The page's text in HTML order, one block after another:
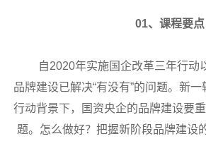
01、课程要点
自2020年实施国企改革三年行动
品牌建设已解决“有没有”的问题。新
行动背景下，国资央企的品牌建设要重
题。怎么做好？把握新阶段品牌建设